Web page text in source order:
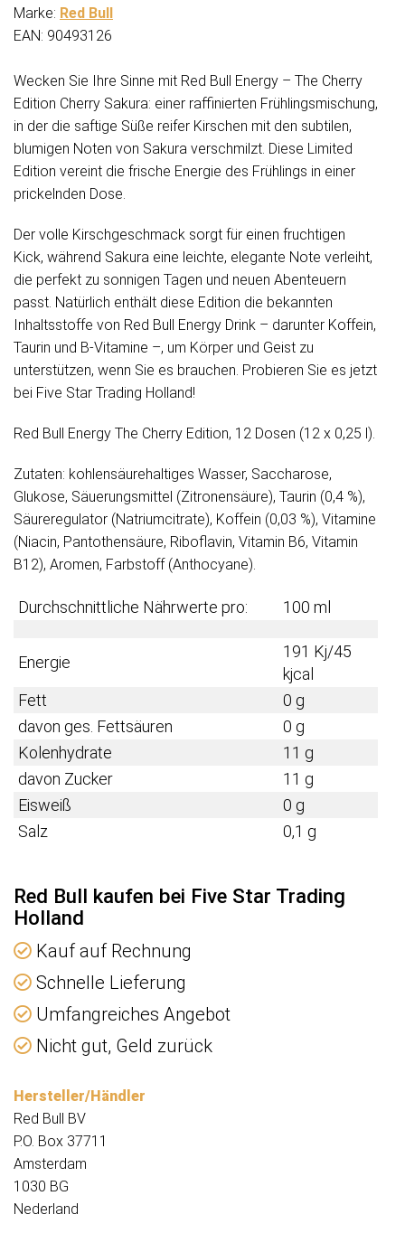
Marke: Red Bull
EAN: 90493126
Wecken Sie Ihre Sinne mit Red Bull Energy – The Cherry
Edition Cherry Sakura: einer raffinierten Frühlingsmischung,
in der die saftige Süße reifer Kirschen mit den subtilen,
blumigen Noten von Sakura verschmilzt. Diese Limited
Edition vereint die frische Energie des Frühlings in einer
prickelnden Dose.
Der volle Kirschgeschmack sorgt für einen fruchtigen
Kick, während Sakura eine leichte, elegante Note verleiht,
die perfekt zu sonnigen Tagen und neuen Abenteuern
passt. Natürlich enthält diese Edition die bekannten
Inhaltsstoffe von Red Bull Energy Drink – darunter Koffein,
Taurin und B-Vitamine –, um Körper und Geist zu
unterstützen, wenn Sie es brauchen. Probieren Sie es jetzt
bei Five Star Trading Holland!
Red Bull Energy The Cherry Edition, 12 Dosen (12 x 0,25 l).
Zutaten: kohlensäurehaltiges Wasser, Saccharose,
Glukose, Säuerungsmittel (Zitronensäure), Taurin (0,4 %),
Säureregulator (Natriumcitrate), Koffein (0,03 %), Vitamine
(Niacin, Pantothensäure, Riboflavin, Vitamin B6, Vitamin
B12), Aromen, Farbstoff (Anthocyane).
Durchschnittliche Nährwerte pro: 100 ml
Energie
191 Kj/45
kjcal
Fett
0 g
davon ges. Fettsäuren
0 g
Kolenhydrate
11 g
davon Zucker
11 g
Eisweiß
0 g
Salz
0,1 g
Red Bull kaufen bei Five Star Trading
Holland
Kauf auf Rechnung
Schnelle Lieferung
Umfangreiches Angebot
Nicht gut, Geld zurück
Hersteller/Händler
Red Bull BV
P.O. Box 37711
Amsterdam
1030 BG
Nederland